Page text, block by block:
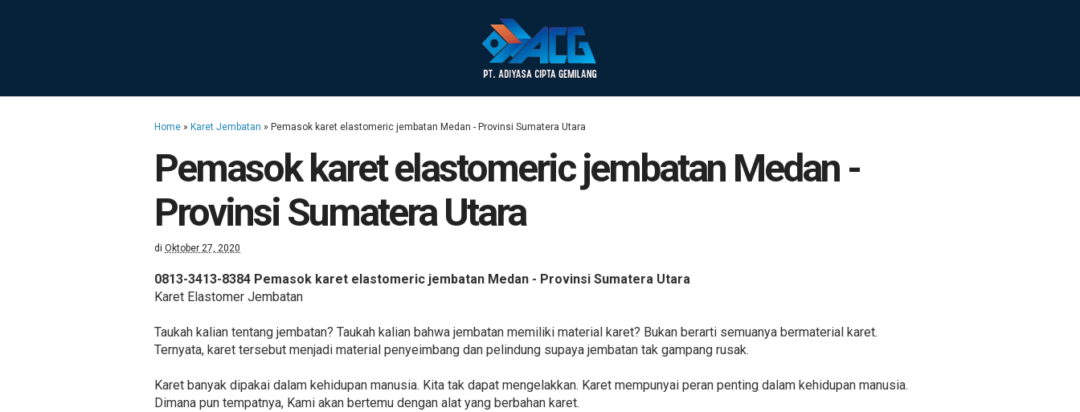
Home » Karet Jembatan » Pemasok karet elastomeric jembatan Medan - Provinsi Sumatera Utara
Pemasok karet elastomeric jembatan Medan -
Provinsi Sumatera Utara
di Oktober 27, 2020
0813-3413-8384 Pemasok karet elastomeric jembatan Medan - Provinsi Sumatera Utara
Karet Elastomer Jembatan
Taukah kalian tentang jembatan? Taukah kalian bahwa jembatan memiliki material karet? Bukan berarti semuanya bermaterial karet.
Ternyata, karet tersebut menjadi material penyeimbang dan pelindung supaya jembatan tak gampang rusak.
Karet banyak dipakai dalam kehidupan manusia. Kita tak dapat mengelakkan. Karet mempunyai peran penting dalam kehidupan manusia.
Dimana pun tempatnya, Kami akan bertemu dengan alat yang berbahan karet.